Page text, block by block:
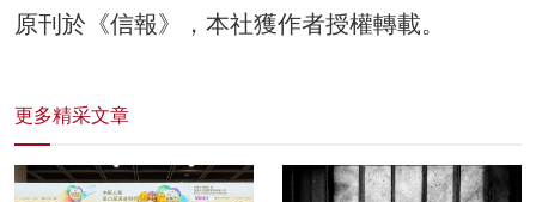
原刊於《信報》，本社獲作者授權轉載。
更多精采文章